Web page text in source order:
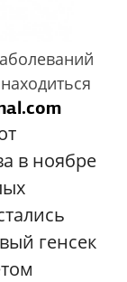
в ноябре
генсек